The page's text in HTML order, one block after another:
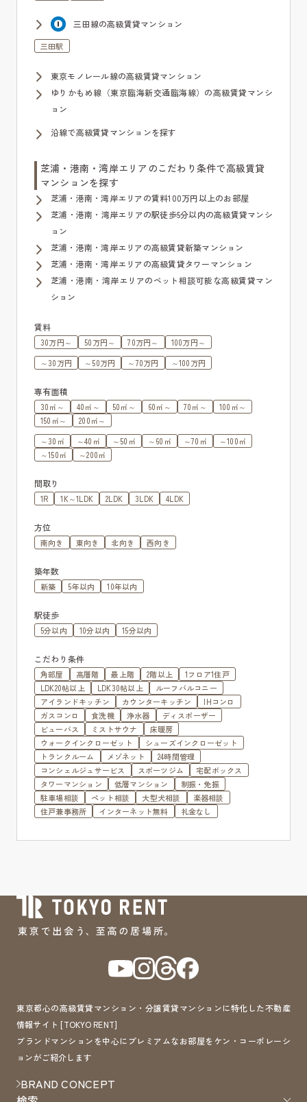
三田線の高級賃貸マンション
三田駅
東京モノレール線の高級賃貸マンション
ゆりかもめ線（東京臨海新交通臨海線）の高級賃貸マンシ
ョン
沿線で高級賃貸マンションを探す
芝浦・港南・湾岸エリアのこだわり条件で高級賃貸
マンションを探す
芝浦・港南・湾岸エリアの賃料100万円以上のお部屋
芝浦・港南・湾岸エリアの駅徒歩5分以内の高級賃貸マンシ
ョン
芝浦・港南・湾岸エリアの高級賃貸新築マンション
芝浦・港南・湾岸エリアの高級賃貸タワーマンション
芝浦・港南・湾岸エリアのペット相談可能な高級賃貸マン
ション
賃料
30万円～ 50万円～ 70万円～
100万円～
～30万円
～50万円 ～70万円 ～100万円
専有面積
30㎡～ 40㎡～ 50㎡～ 60㎡～ 70㎡～
100㎡～
150㎡～
200㎡～
～30㎡
～40㎡ ～50㎡ ～60㎡ ～70㎡
～100㎡
～150㎡
～200㎡
間取り
1R 1K～1LDK 2LDK 3LDK 4LDK
方位
南向き 東向き 北向き 西向き
築年数
新築 5年以内 10年以内
駅徒歩
5分以内 10分以内 15分以内
こだわり条件
角部屋 高層階 最上階 2階以上
1フロア1住戸
LDK20帖以上
LDK30帖以上
ルーフバルコニー
アイランドキッチン
カウンターキッチン
IHコンロ
ガスコンロ
食洗機 浄水器
ディスポーザー
ビューバス
ミストサウナ
床暖房
ウォークインクローゼット
シューズインクローゼット
トランクルーム
メゾネット
24時間管理
コンシェルジュサービス
スポーツジム
宅配ボックス
タワーマンション
低層マンション
制振・免振
駐車場相談
ペット相談 大型犬相談
楽器相談
住戸兼事務所
インターネット無料 礼金なし
東京都心の高級賃貸マンション・分譲賃貸マンションに特化した不動産
情報サイト [TOKYO RENT]
ブランドマンションを中心にプレミアムなお部屋をケン・コーポレーシ
ョンがご紹介します
BRAND CONCEPT